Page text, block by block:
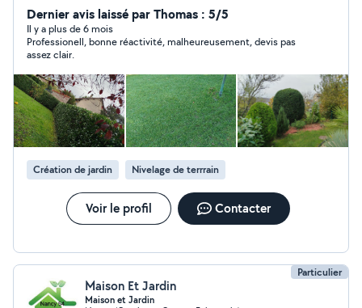
Taille de haies (conifères et feuillus) taille de fruitiers et
d'arbustes Engazonnement créations de massifs
potagers avec réutilisation des déchets végétaux
Fourniture possible de semences potagères
reproductibles) voire de plants.
Dernier avis laissé par Thomas : 5/5
Il y a plus de 6 mois
Professionell, bonne réactivité, malheureusement, devis pas
assez clair.
Création de jardin Nivelage de terrrain
Voir le profil Contacter
Particulier
Maison Et Jardin
Maison et Jardin